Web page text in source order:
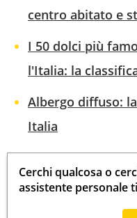
centro abitato e
I 50 dolci più
l'Italia: la
Albergo diffuso:
Italia
Cerchi qualcosa o
assistente personale